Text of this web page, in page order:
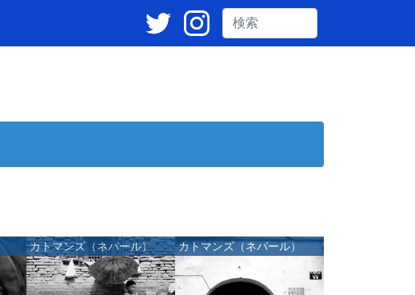
カトマンズ（ネパール） カトマンズ（ネパール）